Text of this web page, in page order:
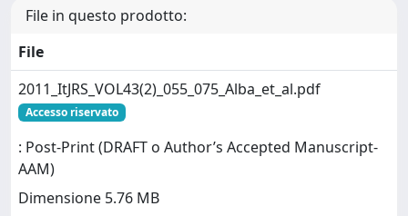
File in questo prodotto:
File
2011_ItJRS_VOL43(2)_055_075_Alba_et_al.pdf
Accesso riservato
: Post-Print (DRAFT o Author’s Accepted Manuscript-
AAM)
Dimensione 5.76 MB